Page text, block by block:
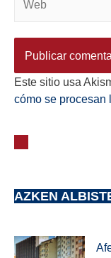
Este sitio usa
cómo se procesan
AZKEN